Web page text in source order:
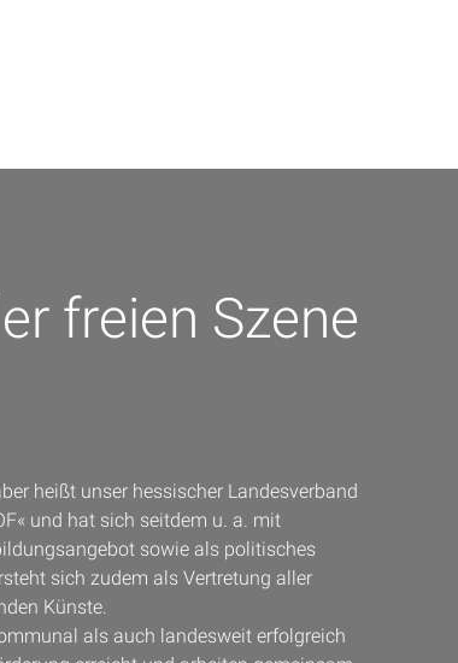
freien Szene
heißt unser hessischer Landesverband
und hat sich seitdem u. a. mit
sowie als politisches
sich zudem als Vertretung aller
Künste.
als auch landesweit erfolgreich